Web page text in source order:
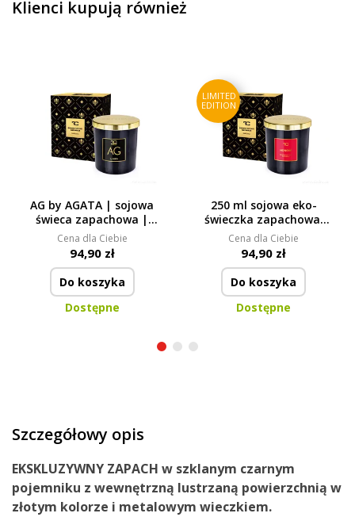
Klienci kupują również
AG by AGATA | sojowa
świeca zapachowa |
PARFUMIA® | 250 ml
Cena dla Ciebie
94,90 zł
Do koszyka
Dostępne
LIMITED
EDITION
250 ml sojowa eko-
świeczka zapachowa,
HONORÉ, PARFUMIA®
Cena dla Ciebie
94,90 zł
Do koszyka
Dostępne
Szczegółowy opis
EKSKLUZYWNY ZAPACH w szklanym czarnym
pojemniku z wewnętrzną lustrzaną powierzchnią w
złotym kolorze i metalowym wieczkiem.